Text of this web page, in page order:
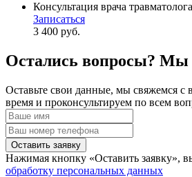
Консультация врача
Записаться
3 400 руб.
Остались вопросы?
Оставьте свои данные, мы свяжемся с
время и проконсультируем по всем
Оставить заявку
Нажимая кнопку «Оставить заявку»,
обработку персональных данных